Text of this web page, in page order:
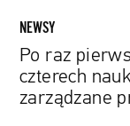
będą
przez
kobiety
NEWSY
Po raz
czterech
zarządzane